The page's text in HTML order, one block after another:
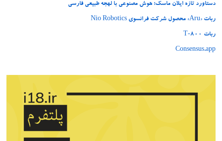
دستاورد تازه ایلان ماسک؛ هوش مصنوعی با لهجه طبیعی فارسی
ربات «Aru» محصول شرکت فرانسوی Nio Robotics
ربات T‑800
Consensus.app